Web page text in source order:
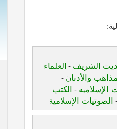
الشريف - العلماء
والأديان -
الإسلاميه - الكتب
- الصوتيات الإسلامية